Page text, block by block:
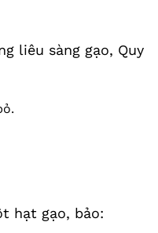
liêu sàng gạo, Quy
hạt gạo, bảo: